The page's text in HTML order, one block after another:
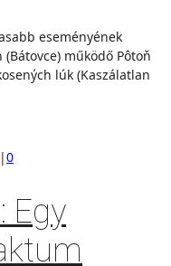
eseményének
működő Pôtoň
lúk (Kaszálatlan
|0
Egy